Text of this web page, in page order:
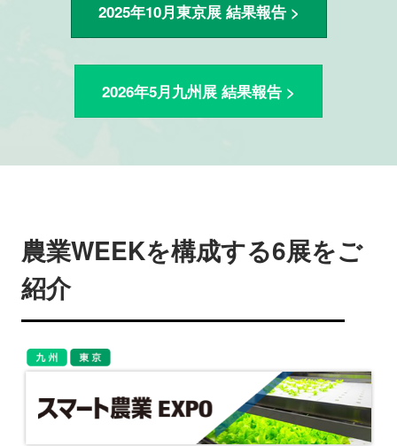
2025年10月東京展 結果報告 >
2026年5月九州展 結果報告 >
農業WEEKを構成する6展をご
紹介